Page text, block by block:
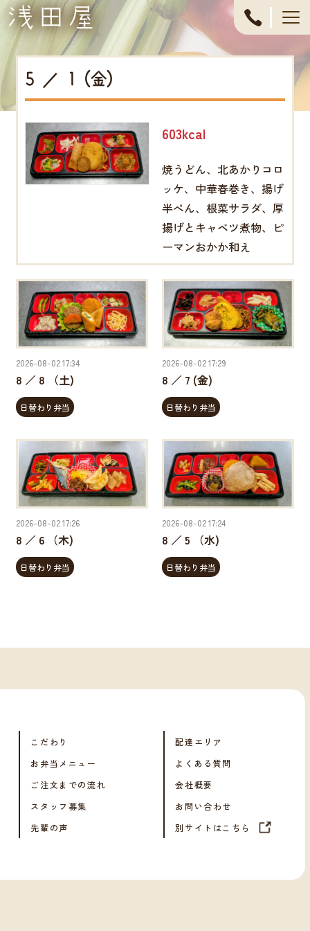
053-
4611
5 ／ 1 (金)
603kcal
焼うどん、北あかりコロ
ッケ、中華春巻き、揚げ
半ぺん、根菜サラダ、厚
揚げとキャベツ煮物、ピ
ーマンおかか和え
2026-08-02 17:34
8 ／ 8 （土)
日替わり弁当
2026-08-02 17:29
8 ／ 7 (金)
日替わり弁当
2026-08-02 17:26
8 ／ 6 （木)
日替わり弁当
2026-08-02 17:24
8 ／ 5 （水)
日替わり弁当
こだわり
お弁当メニュー
ご注文までの流れ
スタッフ募集
先輩の声
配達エリア
よくある質問
会社概要
お問い合わせ
別サイトはこちら